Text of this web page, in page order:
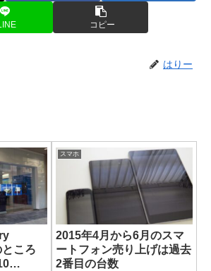
コピー
はりー
ころ
スマホ
2015年4月から6月のスマ
ートフォン売り上げは過去
2番目の台数